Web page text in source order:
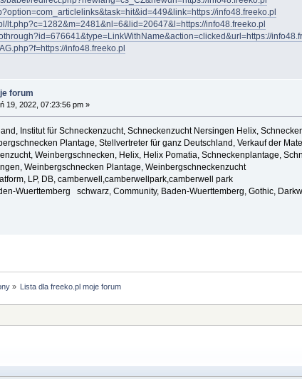
info48.freeko.pl
lt.php?c=1282&m=2481&nl=6&lid=20647&l=https://info48.freeko.pl
info48.freeko.pl
forum
19, 2022, 07:23:56 pm »
Institut für Schneckenzucht, Schneckenzucht Nersingen Helix,
Plantage, Stellvertreter für ganz Deutschland, Verkauf der
Weinbergschnecken, Helix, Helix Pomatia, Schneckenplantage,
Weinbergschnecken Plantage, Weinbergschneckenzucht
LP, DB, camberwell,camberwellpark,camberwell park
Wuerttemberg schwarz, Community, Baden-Wuerttemberg, Gothic,
» Lista dla freeko.pl moje forum